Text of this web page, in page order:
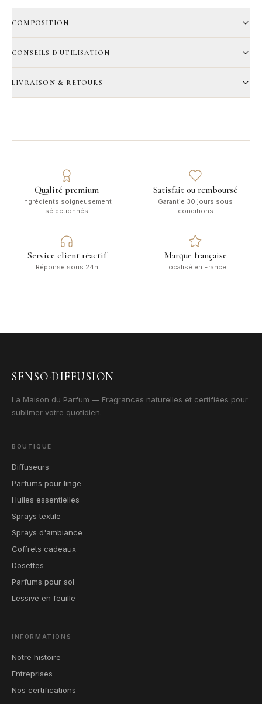
COMPOSITION
CONSEILS D'UTILISATION
LIVRAISON & RETOURS
Qualité premium
Ingrédients soigneusement
sélectionnés
Satisfait ou remboursé
Garantie 30 jours sous
conditions
Service client réactif
Réponse sous 24h
Marque française
Localisé en France
SENSO·DIFFUSION
La Maison du Parfum — Fragrances naturelles et certifiées pour
sublimer votre quotidien.
BOUTIQUE
Diffuseurs
Parfums pour linge
Huiles essentielles
Sprays textile
Sprays d'ambiance
Coffrets cadeaux
Dosettes
Parfums pour sol
Lessive en feuille
INFORMATIONS
Notre histoire
Entreprises
Nos certifications